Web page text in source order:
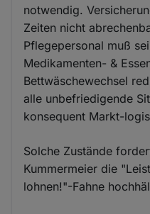
notwendig.
Zeiten nicht
Pflegepersonal muß
Medikamenten- &
Bettwäschewechsel
alle unbefriedigende
konsequent Markt-
Solche Zustände
Kummermeier die
lohnen!"-Fahne